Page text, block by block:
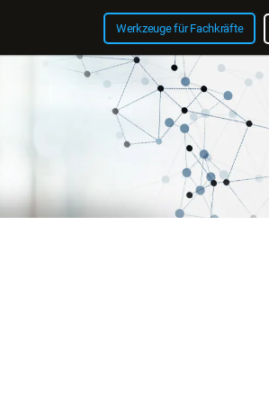
Werkzeuge für Fachkräfte